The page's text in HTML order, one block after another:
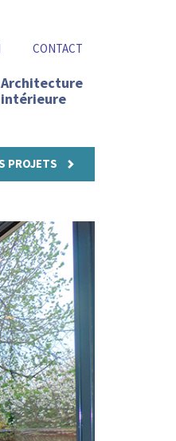
CONTACT
Architecture
intérieure
PROJETS